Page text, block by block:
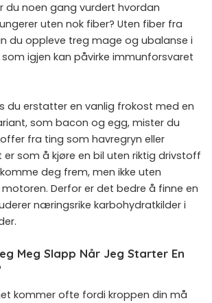
du noen gang vurdert hvordan
uten nok fiber? Uten fiber fra
du oppleve treg mage og ubalanse i
igjen kan påvirke immunforsvaret
du erstatter en vanlig frokost med en
som bacon og egg, mister du
fra ting som havregryn eller
er som å kjøre en bil uten riktig drivstoff
deg frem, men ikke uten
Derfor er det bedre å finne en
næringsrike karbohydratkilder i
Meg Slapp Når Jeg Starter En
kommer ofte fordi kroppen din må